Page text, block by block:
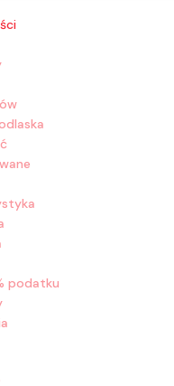
podatku